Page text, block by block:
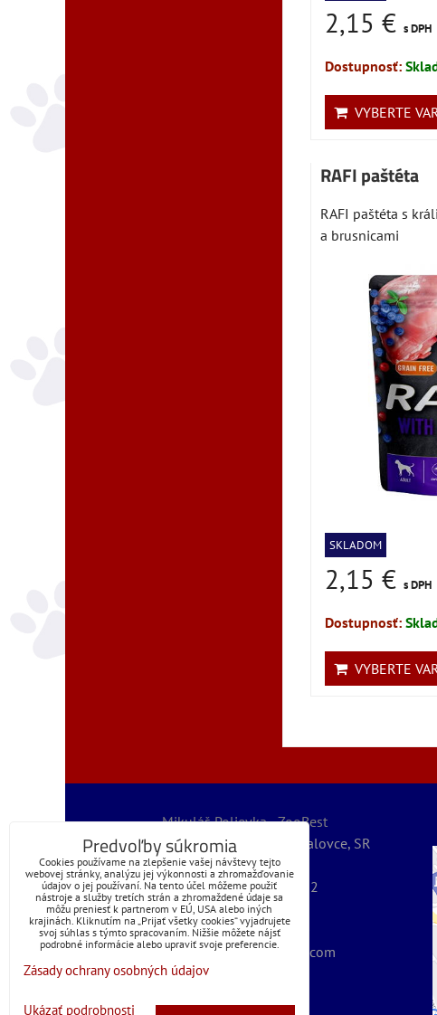
2,15 € s DPH
Dostupnosť:
VYBERTE
RAFI paštéta
RAFI paštéta s
a brusnicami
SKLADOM
2,15 € s DPH
Dostupnosť:
VYBERTE
Mikuláš Polievka - ZooBest
Severná 5789/32, 07101 Michalovce, SR
IČO: 56067127
IČ DPH: SK1072399262
@obchod | zoobest
+421 (0)905 225 110
mikulaspolievka@gmail.com
Predvoľby súkromia
Cookies používame na zlepšenie vašej návštevy tejto
webovej stránky, analýzu jej výkonnosti a zhromažďovanie
údajov o jej používaní. Na tento účel môžeme použiť
nástroje a služby tretích strán a zhromaždené údaje sa
môžu preniesť k partnerom v EÚ, USA alebo iných
krajinách. Kliknutím na „Prijať všetky cookies“ vyjadrujete
svoj súhlas s týmto spracovaním. Nižšie môžete nájsť
podrobné informácie alebo upraviť svoje preferencie.
Zásady ochrany osobných údajov
Ukázať podrobnosti